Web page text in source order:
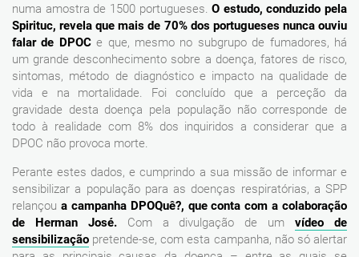
numa amostra de 1500 portugueses.O estudo, conduzido pela
Spirituc, revela que mais de 70% dos portugueses nunca ouviu
falar de DPOCe que, mesmo no subgrupo de fumadores, há
um grande desconhecimento sobre a doença, fatores de risco,
sintomas, método de diagnóstico e impacto na qualidade de
vida e na mortalidade. Foi concluído que a perceção da
gravidade desta doença pela população não corresponde de
todo à realidade com 8% dos inquiridos a considerar que a
DPOC não provoca morte.
Perante estes dados, e cumprindo a sua missão de informar e
sensibilizar a população para as doenças respiratórias, a SPP
relançou a campanha DPOQuê?, que conta com a colaboração
de Herman José.Com a divulgação de umvídeo de
sensibilização pretende-se, com esta campanha, não só alertar